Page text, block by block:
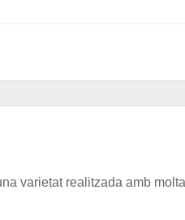
varietat realitzada amb molta